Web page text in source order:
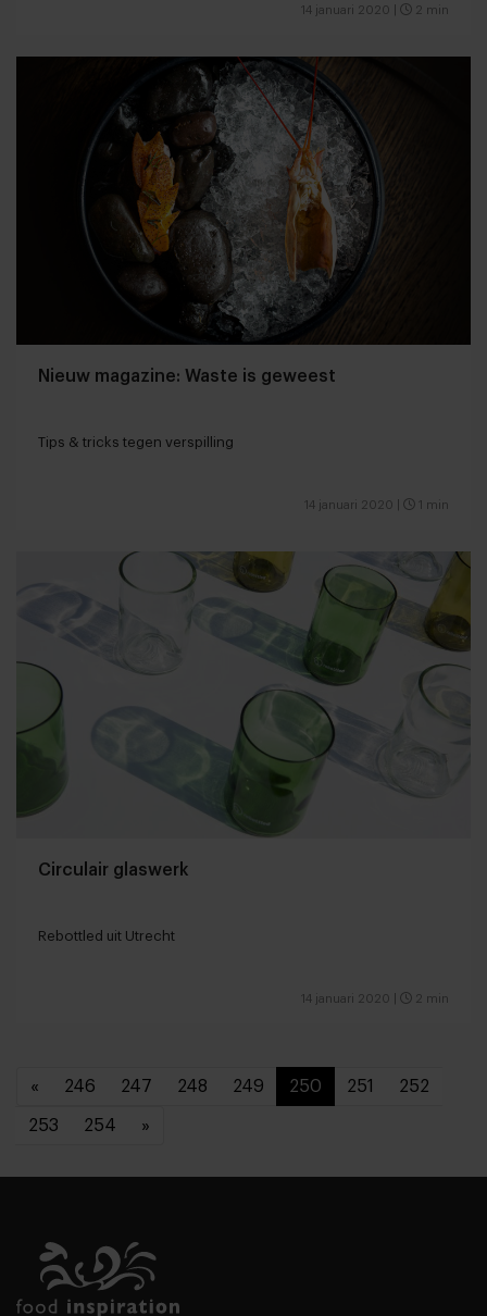
14 januari 2020 2 min
Nieuw magazine: Waste is geweest
Tips & tricks tegen verspilling
14 januari 2020 1 min
Circulair glaswerk
Rebottled uit Utrecht
14 januari 2020 2 min
« 246 247 248 249 250 251 252
253 254 »